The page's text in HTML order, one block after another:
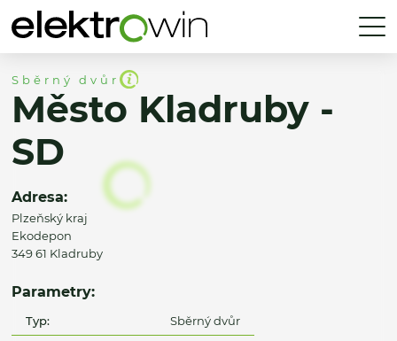
Sběrný dvůr
Město Kladruby -
SD
Adresa:
Plzeňský kraj
Ekodepon
349 61 Kladruby
Parametry:
Typ: Sběrný dvůr